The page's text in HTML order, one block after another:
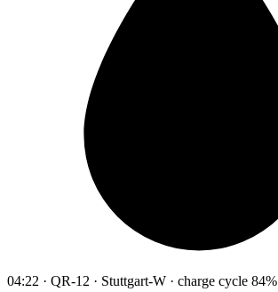
04:22 · QR-12 · Stuttgart-W · charge cycle 84%